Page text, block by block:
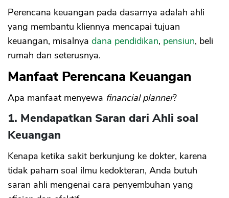
Perencana keuangan pada dasarnya adalah ahli
yang membantu kliennya mencapai tujuan
keuangan, misalnya dana pendidikan, pensiun, beli
rumah dan seterusnya.
Manfaat Perencana Keuangan
Apa manfaat menyewa financial planner?
1. Mendapatkan Saran dari Ahli soal
Keuangan
Kenapa ketika sakit berkunjung ke dokter, karena
tidak paham soal ilmu kedokteran, Anda butuh
saran ahli mengenai cara penyembuhan yang